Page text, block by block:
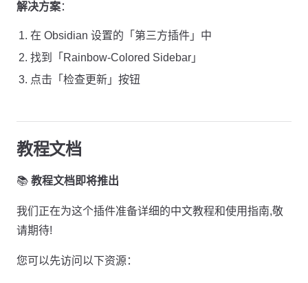
解决方案：
在 Obsidian 设置的「第三方插件」中
找到「Rainbow-Colored Sidebar」
点击「检查更新」按钮
教程文档
📚 教程文档即将推出
我们正在为这个插件准备详细的中文教程和使用指南,敬
请期待!
您可以先访问以下资源：